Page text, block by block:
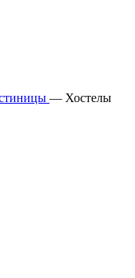
— Хостелы